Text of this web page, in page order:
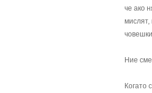
че ако
мислят,
Ние
Когато